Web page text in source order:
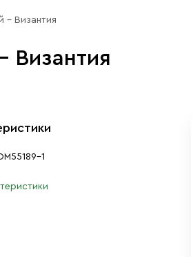
- Византия
Византия
1